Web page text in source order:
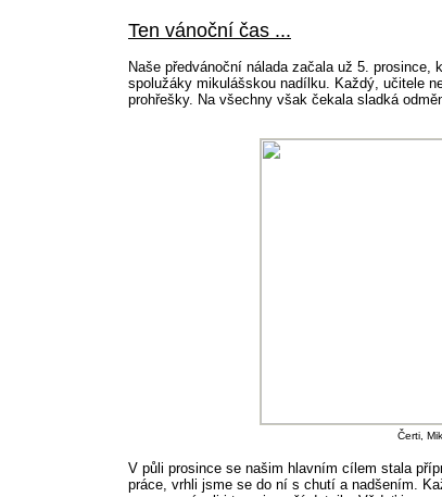
Ten vánoční čas ...
Naše předvánoční nálada začala už 5.
spolužáky mikulášskou nadílku. Každý, učitele
prohřešky. Na všechny však čekala sladká
Čerti,
V půli prosince se našim hlavním cílem stala
práce, vrhli jsme se do ní s chutí a nadšením.